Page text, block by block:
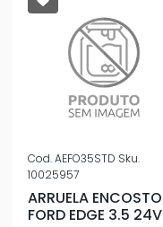
Cod.AEFO35STD Sku.
10025957
ARRUELA ENCOSTO
FORD EDGE 3.5 24V